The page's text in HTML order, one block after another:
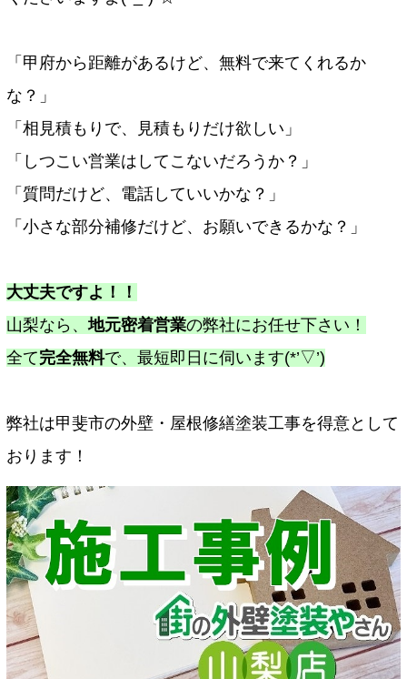
「甲府から距離があるけど、無料で来てくれるか
な？」
「相見積もりで、見積もりだけ欲しい」
「しつこい営業はしてこないだろうか？」
「質問だけど、電話していいかな？」
「小さな部分補修だけど、お願いできるかな？」
大丈夫ですよ！！
山梨なら、地元密着営業の弊社にお任せ下さい！
全て完全無料で、最短即日に伺います(*’▽’)
弊社は甲斐市の外壁・屋根修繕塗装工事を得意として
おります！